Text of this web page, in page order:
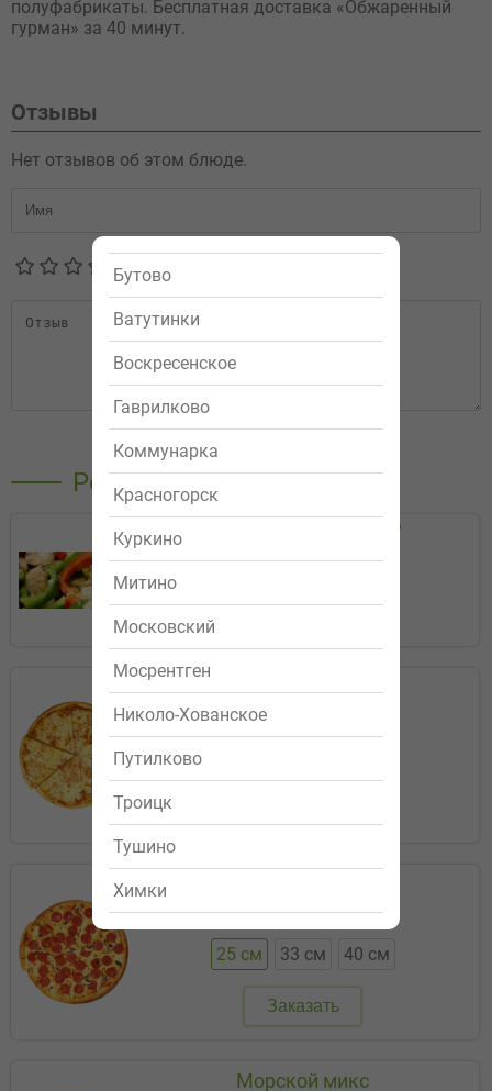
Бутово
Ватутинки
Воскресенское
Гаврилково
Коммунарка
Красногорск
Куркино
Митино
Московский
Мосрентген
Николо-Хованское
Путилково
Троицк
Тушино
Химки
полуфабрикаты. Бесплатная доставка «Обжаренный
гурман» за 40 минут.
Отзывы
Нет отзывов об этом блюде.
Рекомендуемые
Салат "Вечер Греции"
319р.
Маргарита
25 см 33 см 40 см
459р.
Заказать
Морской микс